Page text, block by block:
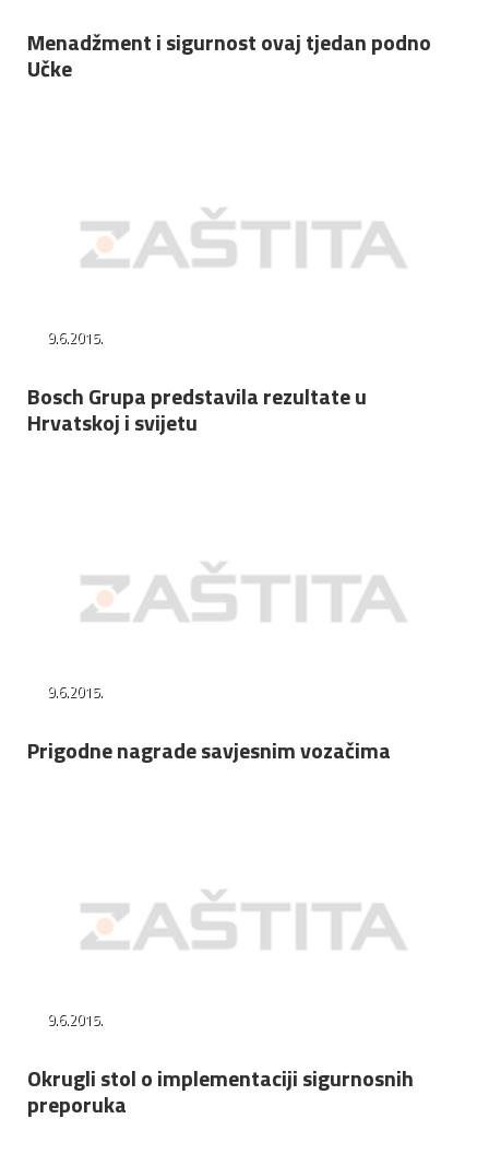
Menadžment i sigurnost ovaj tjedan podno
Učke
9.6.2015.
Bosch Grupa predstavila rezultate u
Hrvatskoj i svijetu
9.6.2015.
Prigodne nagrade savjesnim vozačima
9.6.2015.
Okrugli stol o implementaciji sigurnosnih
preporuka